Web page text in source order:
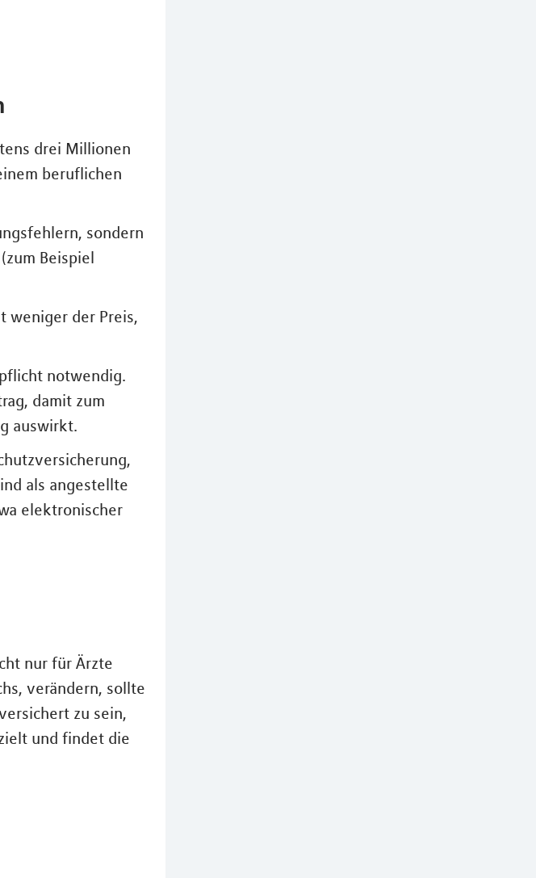
drei Millionen
beruflichen
sondern
Beispiel
weniger der Preis,
notwendig.
damit zum
auswirkt.
als angestellte
elektronischer
nur für Ärzte
verändern, sollte
zu sein,
und findet die